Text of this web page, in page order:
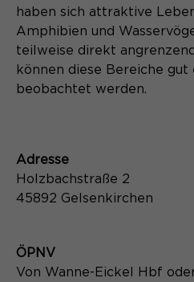
haben sich attraktive
Amphibien und
teilweise direkt
können diese Bereiche gut
beobachtet werden.
Adresse
Holzbachstraße 2
45892 Gelsenkirchen
ÖPNV
Von Wanne-Eickel Hbf